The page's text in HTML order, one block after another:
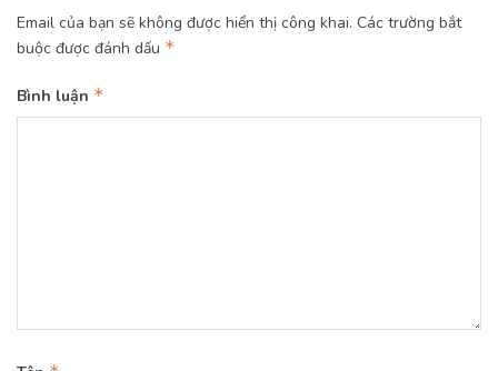
Email của bạn sẽ không được hiển thị công khai. Các trường bắt
buộc được đánh dấu *
Bình luận *